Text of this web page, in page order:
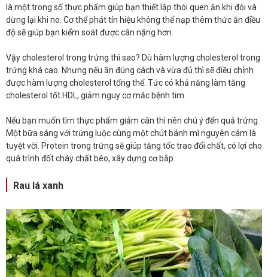
là một trong số thực phẩm giúp bạn thiết lập thói quen ăn khi đói và
dừng lại khi no. Cơ thể phát tín hiệu không thể nạp thêm thức ăn điều
độ sẽ giúp bạn kiểm soát được cân nặng hơn.
Vậy cholesterol trong trứng thì sao? Dù hàm lượng cholesterol trong
trứng khá cao. Nhưng nếu ăn đúng cách và vừa đủ thì sẽ điều chỉnh
được hàm lượng cholesterol tổng thể. Tức có khả năng làm tăng
cholesterol tốt HDL, giảm nguy cơ mắc bệnh tim.
Nếu bạn muốn tìm thực phẩm giảm cân thì nên chú ý đến quả trứng.
Một bữa sáng với trứng luộc cùng một chút bánh mì nguyên cám là
tuyệt vời. Protein trong trứng sẽ giúp tăng tốc trao đổi chất, có lợi cho
quá trình đốt cháy chất béo, xây dựng cơ bắp.
Rau lá xanh